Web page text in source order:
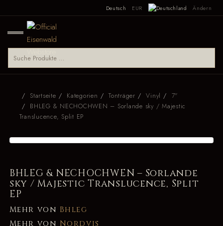
Deutsch EUR Ändern
Startseite Kategorien Tonträger Vinyl
7"
BHLEG & NECHOCHWEN – Sorlande sky / Majestic
Translucence, Split EP
BHLEG & NECHOCHWEN – Sorlande
sky / Majestic Translucence, Split
EP
Mehr von Bhleg
Mehr von Nordvis